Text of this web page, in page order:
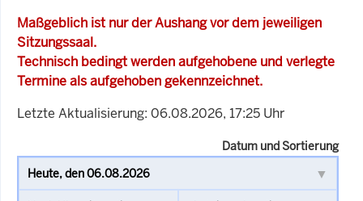
Maßgeblich ist nur der Aushang vor dem jeweiligen
Sitzungssaal.
Technisch bedingt werden aufgehobene und verlegte
Termine als aufgehoben gekennzeichnet.
Letzte Aktualisierung: 06.08.2026, 17:25 Uhr
Datum und Sortierung